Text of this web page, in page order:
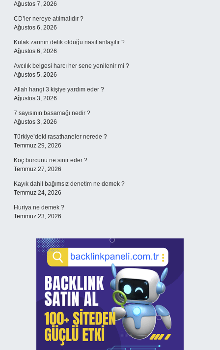
Ağustos 7, 2026
CD’ler nereye atılmalıdır ?
Ağustos 6, 2026
Kulak zarının delik olduğu nasıl anlaşılır ?
Ağustos 6, 2026
Avcılık belgesi harcı her sene yenilenir mi ?
Ağustos 5, 2026
Allah hangi 3 kişiye yardım eder ?
Ağustos 3, 2026
7 sayısının basamağı nedir ?
Ağustos 3, 2026
Türkiye’deki rasathaneler nerede ?
Temmuz 29, 2026
Koç burcunu ne sinir eder ?
Temmuz 27, 2026
Kayık dahil bağımsız denetim ne demek ?
Temmuz 24, 2026
Huriya ne demek ?
Temmuz 23, 2026